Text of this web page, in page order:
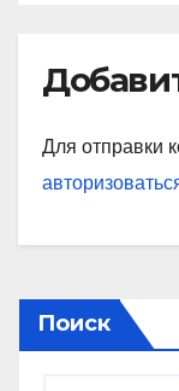
Для отправки
Поиск